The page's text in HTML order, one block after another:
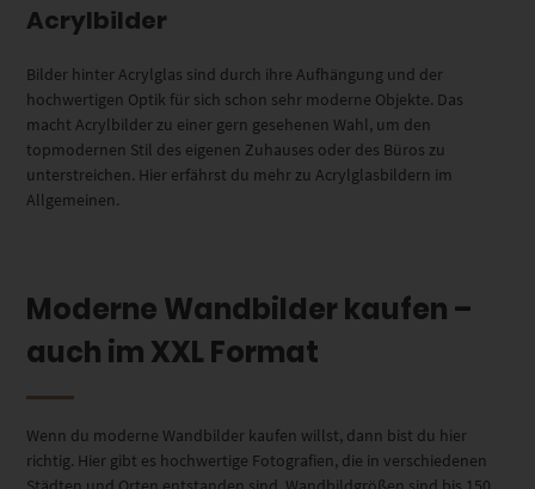
Acrylbilder
Bilder hinter Acrylglas sind durch ihre Aufhängung und der
hochwertigen Optik für sich schon sehr moderne Objekte. Das
macht Acrylbilder zu einer gern gesehenen Wahl, um den
topmodernen Stil des eigenen Zuhauses oder des Büros zu
unterstreichen. Hier erfährst du mehr zu Acrylglasbildern im
Allgemeinen.
Moderne Wandbilder kaufen –
auch im XXL Format
Wenn du moderne Wandbilder kaufen willst, dann bist du hier
richtig. Hier gibt es hochwertige Fotografien, die in verschiedenen